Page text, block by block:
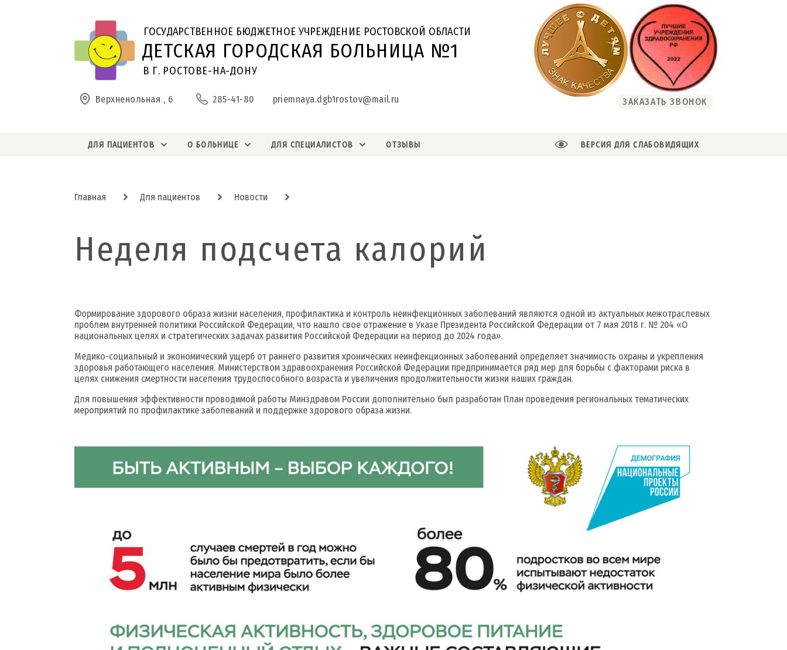
ДЕТСКАЯ ГОРОДСКАЯ БОЛЬНИЦА №1
В Г. РОСТОВЕ-НА-ДОНУ
ГОСУДАРСТВЕННОЕ БЮДЖЕТНОЕ УЧРЕЖДЕНИЕ РОСТОВСКОЙ ОБЛАСТИ
ЗАКАЗАТЬ ЗВОНОК
Верхненольная , 6 285-41-80 priemnaya.dgb1rostov@mail.ru
ДЛЯ ПАЦИЕНТОВ О БОЛЬНИЦЕ ДЛЯ СПЕЦИАЛИСТОВ ОТЗЫВЫ ВЕРСИЯ ДЛЯ СЛАБОВИДЯЩИХ
Главная Для пациентов Новости
Неделя подсчета калорий
Формирование здорового образа жизни населения, профилактика и контроль неинфекционных заболеваний являются одной из актуальных межотраслевых
проблем внутренней политики Российской Федерации, что нашло свое отражение в Указе Президента Российской Федерации от 7 мая 2018 г. № 204 «О
национальных целях и стратегических задачах развития Российской Федерации на период до 2024 года».
Медико-социальный и экономический ущерб от раннего развития хронических неинфекционных заболеваний определяет значимость охраны и укрепления
здоровья работающего населения. Министерством здравоохранения Российской Федерации предпринимается ряд мер для борьбы с факторами риска в
целях снижения смертности населения трудоспособного возраста и увеличения продолжительности жизни наших граждан.
Для повышения эффективности проводимой работы Минздравом России дополнительно был разработан План проведения региональных тематических
мероприятий по профилактике заболеваний и поддержке здорового образа жизни.